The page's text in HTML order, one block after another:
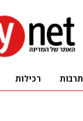
תרבות רכילות